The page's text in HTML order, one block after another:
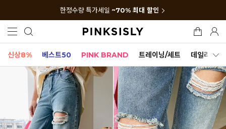
한정수량 특가세일 ~70% 최대 할인
신상8% 베스트50 PINK BRAND 트레이닝/세트 데일리세트